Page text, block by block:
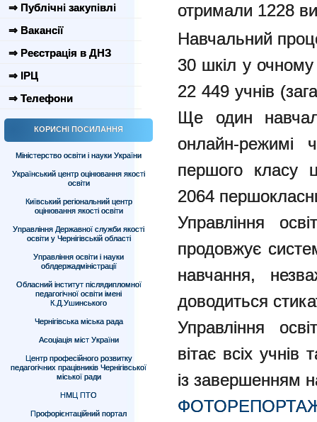
⇒ Публічні закупівлі
⇒ Вакансії
⇒ Реєстрація в ДНЗ
⇒ ІРЦ
⇒ Телефони
КОРИСНІ ПОСИЛАННЯ
Міністерство освіти і науки України
Український центр оцінювання якості
освіти
Київський регіональний центр
оцінювання якості освіти
Управління Державної служби якості
освіти у Чернігівській області
Управління освіти і науки
облдержадміністрації
Обласний інститут післядипломної
педагогічної освіти імені
К.Д.Ушинського
Чернігівська міська рада
Асоціація міст України
Центр професійного розвитку
педагогічних працівників Чернігівської
міської ради
НМЦ ПТО
Профорієнтаційний портал
отримали 1228
Навчальний
30 шкіл у очному
22 449 учнів
Ще один
онлайн-режимі
першого класу
2064
Управління
продовжує
навчання,
доводиться
Управління
вітає всіх учнів
із завершенням